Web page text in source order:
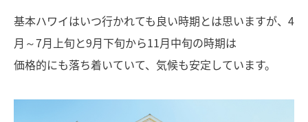
基本ハワイはいつ行かれても良い時期とは思いますが、4
月～7月上旬と9月下旬から11月中旬の時期は
価格的にも落ち着いていて、気候も安定しています。